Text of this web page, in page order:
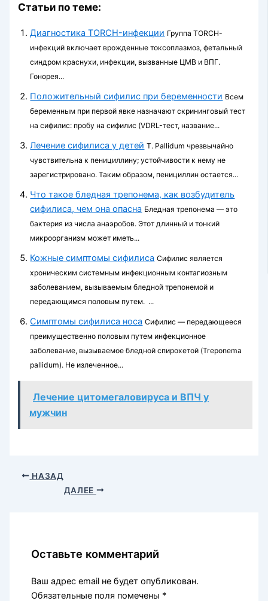
Статьи по теме:
Диагностика TORCH-инфекции Группа TORCH-
инфекций включает врожденные токсоплазмоз, фетальный
синдром краснухи, ин­фекции, вызванные ЦМВ и ВПГ.
Гонорея...
Положительный сифилис при беременности Всем
беременным при первой явке назначают скрининговый тест
на сифилис: пробу на сифилис (VDRL-тест, название...
Лечение сифилиса у детей Т. Pallidum чрезвычайно
чувствительна к пенициллину; устойчивости к нему не
зарегистри­ровано. Таким образом, пенициллин остается...
Что такое бледная трепонема, как возбудитель
сифилиса, чем она опасна Бледная трепонема — это
бактерия из числа анаэробов. Этот длинный и тонкий
микроорганизм может иметь...
Кожные симптомы сифилиса Сифилис является
хроническим системным инфекционным контагиозным
заболеванием, вызываемым бледной трепонемой и
передающимся половым путем. ...
Симптомы сифилиса носа Сифилис — передающееся
преимущественно половым путем инфекционное
заболевание, вызываемое бледной спирохетой (Treponema
pallidum). Не излеченное...
Лечение цитомегаловируса и ВПЧ у
мужчин
НАЗАД
ДАЛЕЕ
Оставьте комментарий
Ваш адрес email не будет опубликован.
Обязательные поля помечены *